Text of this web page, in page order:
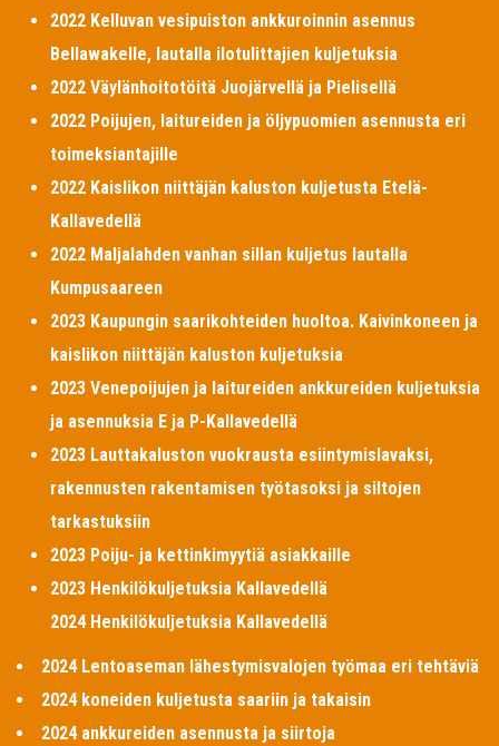
2022 Kelluvan vesipuiston ankkuroinnin asennus
Bellawakelle, lautalla ilotulittajien kuljetuksia
2022 Väylänhoitotöitä Juojärvellä ja Pielisellä
2022 Poijujen, laitureiden ja öljypuomien asennusta eri
toimeksiantajille
2022 Kaislikon niittäjän kaluston kuljetusta Etelä-
Kallavedellä
2022 Maljalahden vanhan sillan kuljetus lautalla
Kumpusaareen
2023 Kaupungin saarikohteiden huoltoa. Kaivinkoneen ja
kaislikon niittäjän kaluston kuljetuksia
2023 Venepoijujen ja laitureiden ankkureiden kuljetuksia
ja asennuksia E ja P-Kallavedellä
2023 Lauttakaluston vuokrausta esiintymislavaksi,
rakennusten rakentamisen työtasoksi ja siltojen
tarkastuksiin
2023 Poiju- ja kettinkimyytiä asiakkaille
2023 Henkilökuljetuksia Kallavedellä
2024 Henkilökuljetuksia Kallavedellä
2024 Lentoaseman lähestymisvalojen työmaa eri tehtäviä
2024 koneiden kuljetusta saariin ja takaisin
2024 ankkureiden asennusta ja siirtoja